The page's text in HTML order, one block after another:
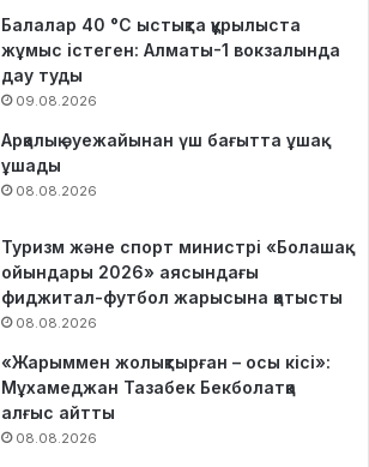
Балалар 40 °C ыстықта құрылыста
жұмыс істеген: Алматы-1 вокзалында
дау туды
09.08.2026
Арқалық әуежайынан үш бағытта ұшақ
ұшады
08.08.2026
Туризм және спорт министрі «Болашақ
ойындары 2026» аясындағы
фиджитал-футбол жарысына қатысты
08.08.2026
«Жарыммен жолықтырған – осы кісі»:
Мұхамеджан Тазабек Бекболатқа
алғыс айтты
08.08.2026